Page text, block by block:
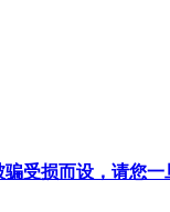
受损而设，请您一